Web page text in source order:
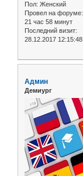
Пол: Женский
Провел на форуме:
21 час 58 минут
Последний визит:
28.12.2017 12:15:48
Админ
Демиург